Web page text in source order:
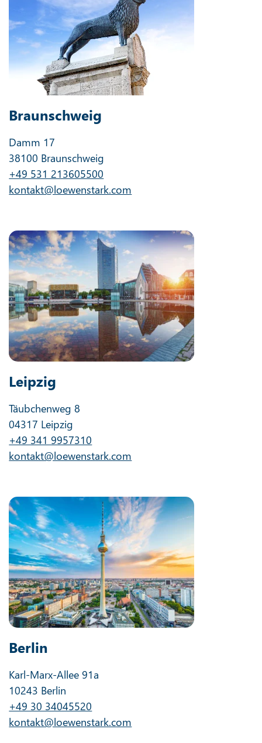
Braunschweig
Damm 17
38100 Braunschweig
+49 531 213605500
kontakt@loewenstark.com
Leipzig
Täubchenweg 8
04317 Leipzig
+49 341 9957310
kontakt@loewenstark.com
Berlin
Karl-Marx-Allee 91a
10243 Berlin
+49 30 34045520
kontakt@loewenstark.com